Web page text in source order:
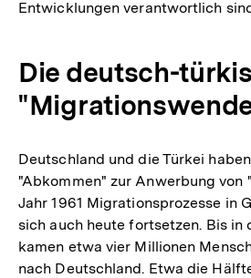
Entwicklungen verantwortlich
Die deutsch-
Deutschland und die Türkei
"Abkommen" zur Anwerbung von
Jahr 1961 Migrationsprozesse in
sich auch heute fortsetzen. Bis in
kamen etwa vier Millionen
nach Deutschland. Etwa die